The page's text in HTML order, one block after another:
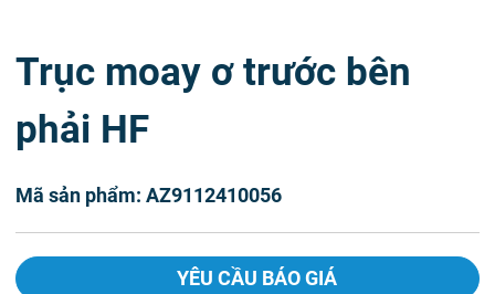
Trục moay ơ trước bên
phải HF
Mã sản phẩm: AZ9112410056
YÊU CẦU BÁO GIÁ